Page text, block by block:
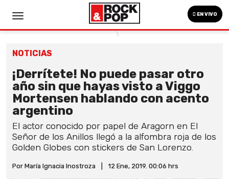
EN VIVO
NOTICIAS
¡Derrítete! No puede pasar otro
año sin que hayas visto a Viggo
Mortensen hablando con acento
argentino
El actor conocido por papel de Aragorn en El
Señor de los Anillos llegó a la alfombra roja de los
Golden Globes con stickers de San Lorenzo.
Por María Ignacia Inostroza 12 Ene, 2019. 00:06 hrs